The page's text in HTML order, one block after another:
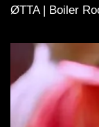
ØTTA | Boiler